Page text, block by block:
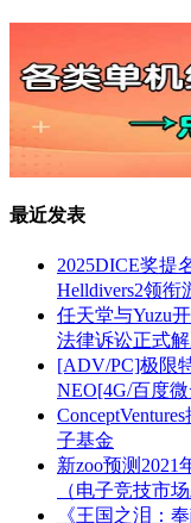
最近发表
2025DICE奖提
Helldivers2领衔
任天堂与Yuzu
法律诉讼正式
[ADV/PC]极限
NEO[4G/百度
子基金
新zoo预测2021
（电子竞技市
《王国之泪：